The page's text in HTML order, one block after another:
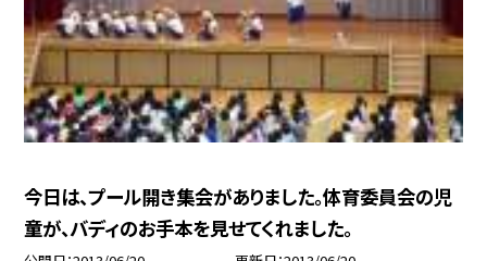
今日は、プール開き集会がありました。体育委員会の児
童が、バディのお手本を見せてくれました。